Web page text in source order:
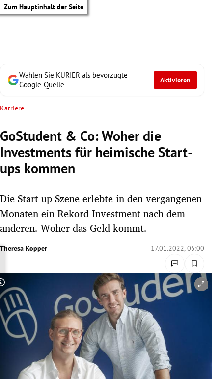
Zum Hauptinhalt der Seite
Untermenü
Untermenü
Untermenü
Untermenü
Untermenü
Untermenü
Untermenü
Wählen Sie KURIER als bevorzugte
Google-Quelle
Aktivieren
Karriere
GoStudent & Co: Woher die
Investments für heimische Start-
ups kommen
Die Start-up-Szene erlebte in den vergangenen
Monaten ein Rekord-Investment nach dem
anderen. Woher das Geld kommt.
Theresa Kopper 17.01.2022, 05:00
Copyright-Hinweis öffnen/schließen